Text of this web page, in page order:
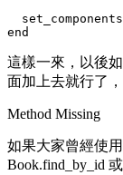
這樣一來，以後
面加上去就行了
Method Missing
如果大家曾經使
Book.find_by_id 或